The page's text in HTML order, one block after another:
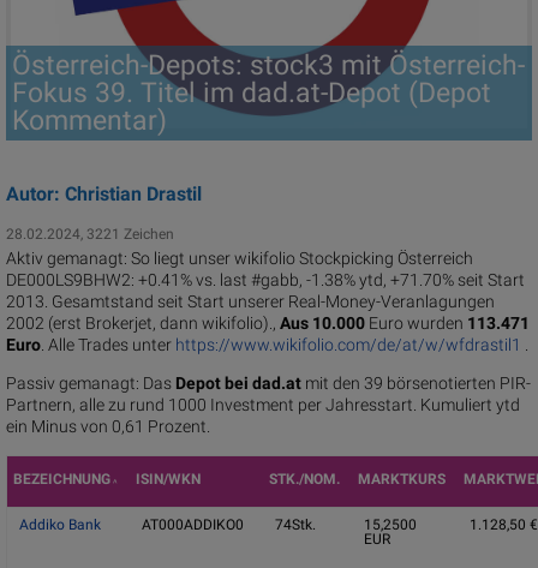
Österreich-Depots: stock3 mit Österreich-
Fokus 39. Titel im dad.at-Depot (Depot
Kommentar)
Autor: Christian Drastil
28.02.2024, 3221 Zeichen
Aktiv gemanagt: So liegt unser wikifolio Stockpicking Öster­reich
DE000LS9BHW2: +0.41% vs. last #gabb, -1.38% ytd, +71.70% seit Start
2013. Gesamtstand seit Start unserer Real-Money-Veranlagungen
2002 (erst Brokerjet, dann wikifolio)., Aus 10.000 Euro wurden 113.471
Euro . Alle Trades unter https://www.wikifolio.com/de/at/w/wfdrastil1
Passiv gemanagt: Das Depot bei dad.at mit den 39 börsenotierten PIR-
Partnern, alle zu rund 1000 Investment per Jahresstart. Kumuliert ytd
ein Minus von 0,61 Prozent.
BEZEICHNUNG ˄ ISIN/WKN STK./NOM. MARKTKURS
Addiko Bank AT000ADDIKO0 74Stk.
15,2500
EUR
1.128,50 €